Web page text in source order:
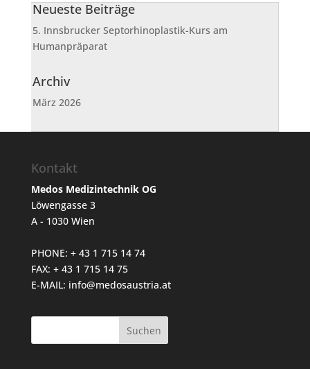
Neueste Beiträge
5. Innsbrucker Septorhinoplastik-Kurs am
Humanpräparat
Archiv
März 2026
Kontakt
Medos Medizintechnik OG
Löwengasse 3
A - 1030 Wien
PHONE: + 43 1 715 14 74
FAX: + 43 1 715 14 75
E-MAIL: info@medosaustria.at